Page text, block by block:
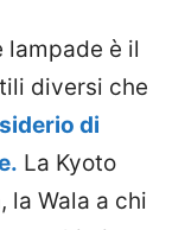
lampade è il
diversi che
di
La Kyoto
la Wala a chi